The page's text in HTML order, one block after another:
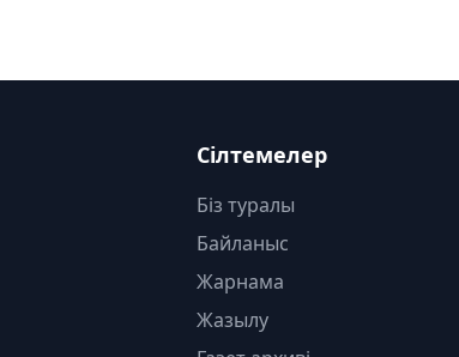
Сілтемелер
Біз туралы
Байланыс
Жарнама
Жазылу